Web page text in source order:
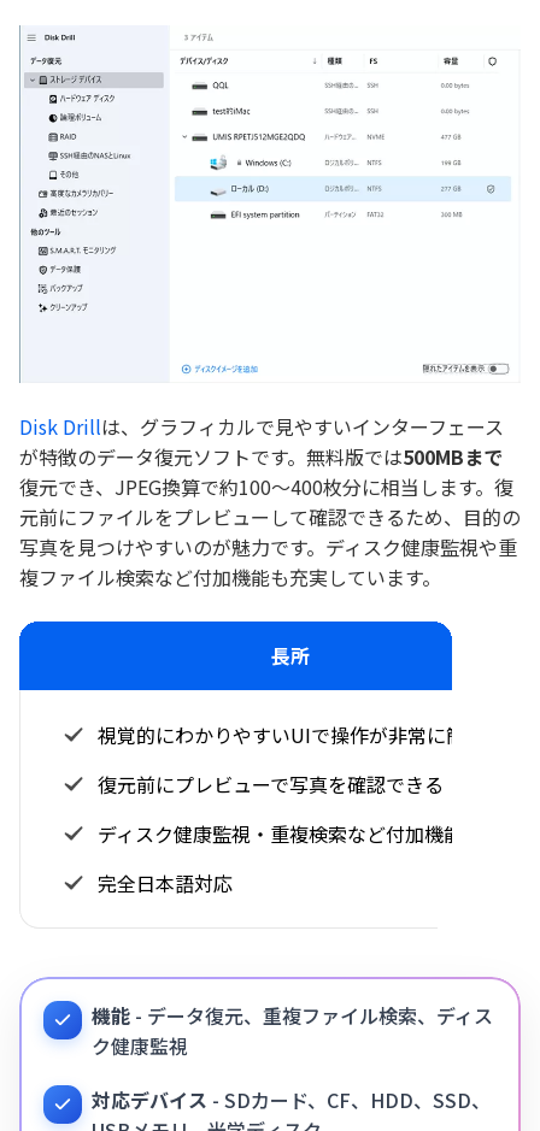
Disk Drillは、グラフィカルで見やすいインターフェース
が特徴のデータ復元ソフトです。無料版では500MBまで
復元でき、JPEG換算で約100〜400枚分に相当します。復
元前にファイルをプレビューして確認できるため、目的の
写真を見つけやすいのが魅力です。ディスク健康監視や重
複ファイル検索など付加機能も充実しています。
長所
視覚的にわかりやすいUIで操作が非常に簡単
復元前にプレビューで写真を確認できる
ディスク健康監視・重複検索など付加機能が豊富
完全日本語対応
機能 - データ復元、重複ファイル検索、ディス
ク健康監視
対応デバイス - SDカード、CF、HDD、SSD、